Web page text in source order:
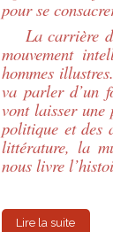
pour se
La carrière
mouvement
hommes
va parler d’un
vont laisser une
politique et des
littérature, la
nous livre
Lire la suite